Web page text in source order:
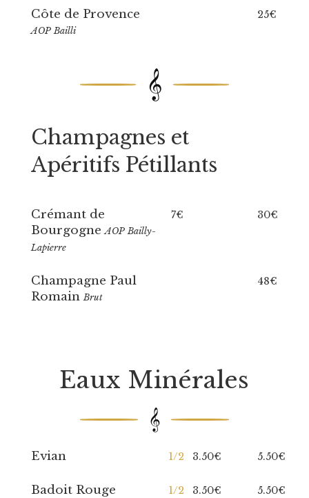
Côte de Provence
AOP Bailli
25€
𝄞
Champagnes et
Apéritifs Pétillants
Crémant de
BourgogneAOP Bailly-
Lapierre
7€ 30€
Champagne Paul
RomainBrut
48€
Eaux Minérales
𝄞
Evian 1/2 3.50€ 5.50€
Badoit Rouge 1/2 3.50€ 5.50€